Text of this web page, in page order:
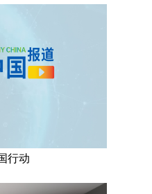
行动